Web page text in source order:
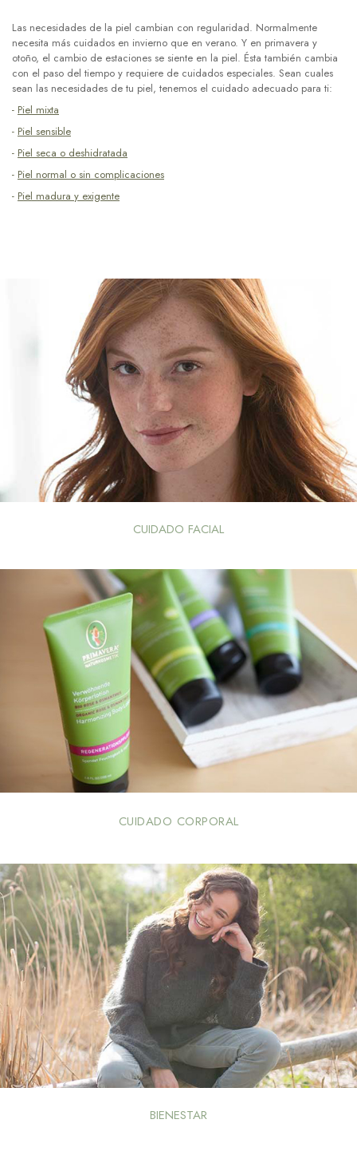
Las necesidades de la piel cambian con regularidad. Normalmente
necesita más cuidados en invierno que en verano. Y en primavera y
otoño, el cambio de estaciones se siente en la piel. Ésta también cambia
con el paso del tiempo y requiere de cuidados especiales. Sean cuales
sean las necesidades de tu piel, tenemos el cuidado adecuado para ti:
- Piel mixta
- Piel sensible
- Piel seca o deshidratada
- Piel normal o sin complicaciones
- Piel madura y exigente
CUIDADO FACIAL
CUIDADO CORPORAL
BIENESTAR